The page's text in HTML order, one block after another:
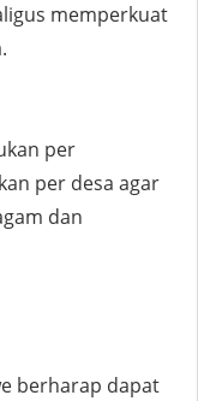
memperkuat
per
per desa agar
dan
berharap dapat